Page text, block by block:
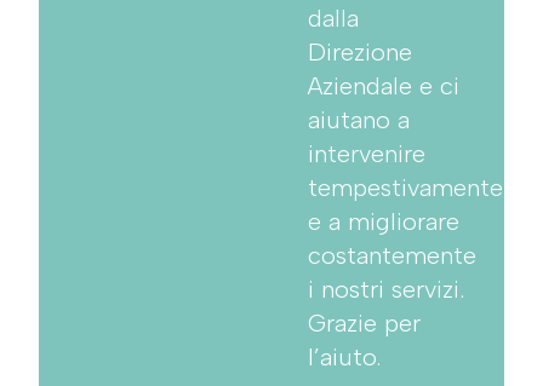
dalla
Direzione
Aziendale e ci
aiutano a
intervenire
tempestivamente
e a migliorare
costantemente
i nostri servizi.
Grazie per
l’aiuto.